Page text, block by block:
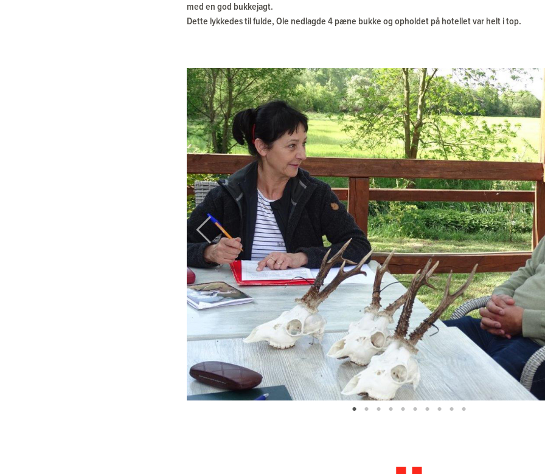
med en god bukkejagt.
Dette lykkedes til fulde, Ole nedlagde 4 pæne bukke og opholdet på hotellet var helt i top.
Previous